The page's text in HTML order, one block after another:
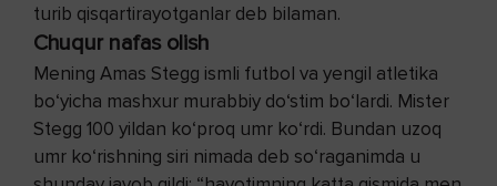
turib qisqartirayotganlar deb bilaman.
Chuqur nafas olish
Mening Amas Stegg ismli futbol va yengil atletika
bo‘yicha mashxur murabbiy do‘stim bo‘lardi. Mister
Stegg 100 yildan ko‘proq umr ko‘rdi. Bundan uzoq
umr ko‘rishning siri nimada deb so‘raganimda u